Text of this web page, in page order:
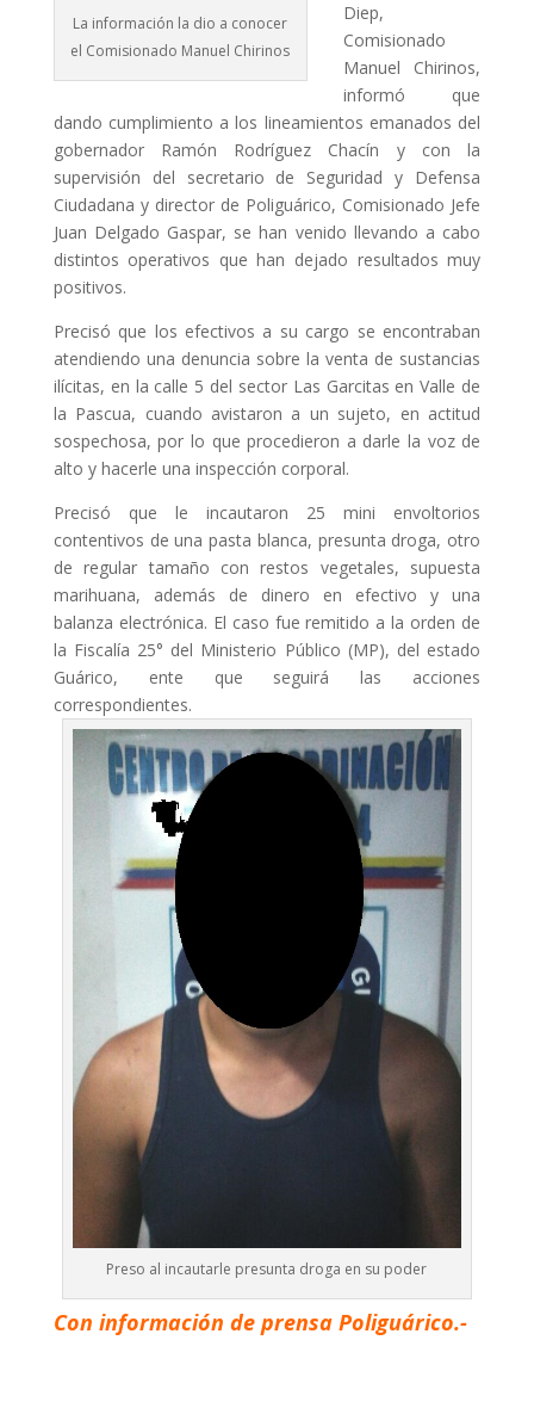
La información la dio a conocer
el Comisionado Manuel Chirinos
Diep,
Comisionado
Manuel Chirinos,
informó que
dando cumplimiento a los lineamientos emanados del
gobernador Ramón Rodríguez Chacín y con la
supervisión del secretario de Seguridad y Defensa
Ciudadana y director de Poliguárico, Comisionado Jefe
Juan Delgado Gaspar, se han venido llevando a cabo
distintos operativos que han dejado resultados muy
positivos.
Precisó que los efectivos a su cargo se encontraban
atendiendo una denuncia sobre la venta de sustancias
ilícitas, en la calle 5 del sector Las Garcitas en Valle de
la Pascua, cuando avistaron a un sujeto, en actitud
sospechosa, por lo que procedieron a darle la voz de
alto y hacerle una inspección corporal.
Precisó que le incautaron 25 mini envoltorios
contentivos de una pasta blanca, presunta droga, otro
de regular tamaño con restos vegetales, supuesta
marihuana, además de dinero en efectivo y una
balanza electrónica. El caso fue remitido a la orden de
la Fiscalía 25° del Ministerio Público (MP), del estado
Guárico, ente que seguirá las acciones
correspondientes.
Preso al incautarle presunta droga en su poder
Con información de prensa Poliguárico.-